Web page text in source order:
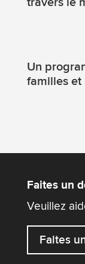
Un
familles et
Faites un
Veuillez
Faites